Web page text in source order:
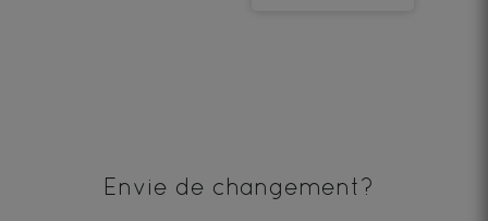
Envie de changement?